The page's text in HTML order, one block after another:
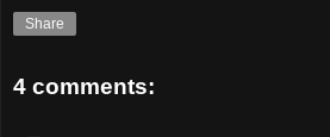
Share
4 comments: